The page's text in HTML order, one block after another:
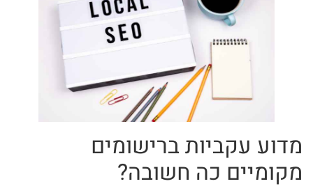
מדוע עקביות ברישומים
מקומיים כה חשובה?